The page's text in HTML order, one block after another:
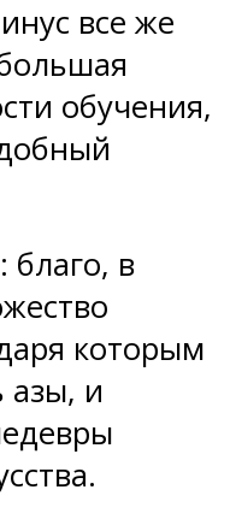
все же
обучения,
благо, в
которым
азы, и